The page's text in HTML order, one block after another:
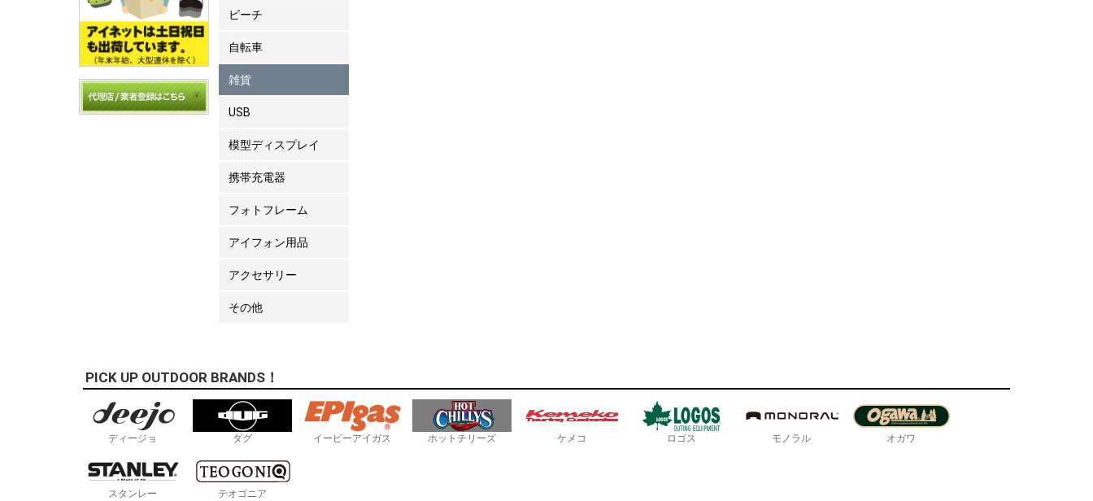
ビーチ
自転車
雑貨
USB
模型ディスプレイ
携帯充電器
フォトフレーム
アイフォン用品
アクセサリー
その他
PICK UP OUTDOOR BRANDS！
ディージョ ダグ イーピーアイガス ホットチリーズ ケメコ ロゴス モノラル オガワ
スタンレー テオゴニア